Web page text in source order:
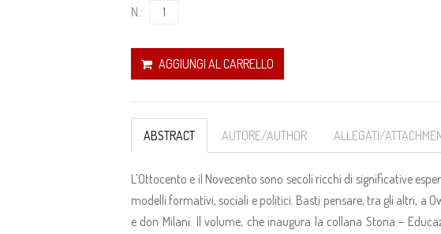
N.:
AGGIUNGI AL CARRELLO
ABSTRACT AUTORE/AUTHOR ALLEGATI/
L’Ottocento e il Novecento sono secoli ricchi di significative
modelli formativi, sociali e politici. Basti pensare, tra gli altri, a
e don Milani. Il volume, che inaugura la collana Storia –